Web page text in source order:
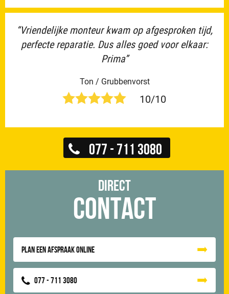
“Vriendelijke monteur kwam op afgesproken tijd,
perfecte reparatie. Dus alles goed voor elkaar:
Prima”
Ton / Grubbenvorst
10/10
077 - 711 3080
Direct
Contact
Plan een afspraak online
077 - 711 3080